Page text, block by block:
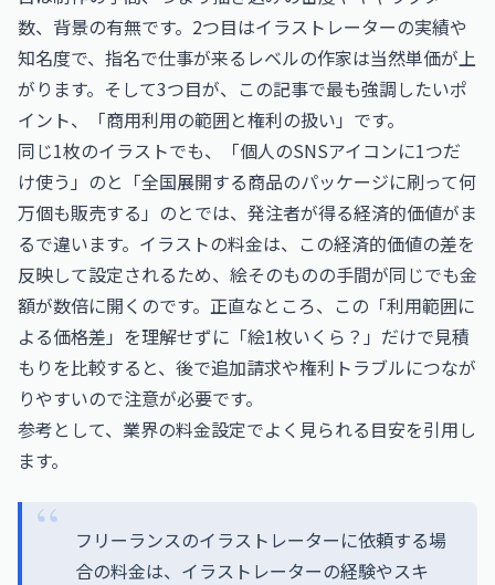
数、背景の有無です。2つ目はイラストレーターの実績や
知名度で、指名で仕事が来るレベルの作家は当然単価が上
がります。そして3つ目が、この記事で最も強調したいポ
イント、「商用利用の範囲と権利の扱い」です。
同じ1枚のイラストでも、「個人のSNSアイコンに1つだ
け使う」のと「全国展開する商品のパッケージに刷って何
万個も販売する」のとでは、発注者が得る経済的価値がま
るで違います。イラストの料金は、この経済的価値の差を
反映して設定されるため、絵そのものの手間が同じでも金
額が数倍に開くのです。正直なところ、この「利用範囲に
よる価格差」を理解せずに「絵1枚いくら？」だけで見積
もりを比較すると、後で追加請求や権利トラブルにつなが
りやすいので注意が必要です。
参考として、業界の料金設定でよく見られる目安を引用し
ます。
フリーランスのイラストレーターに依頼する場
合の料金は、イラストレーターの経験やスキ